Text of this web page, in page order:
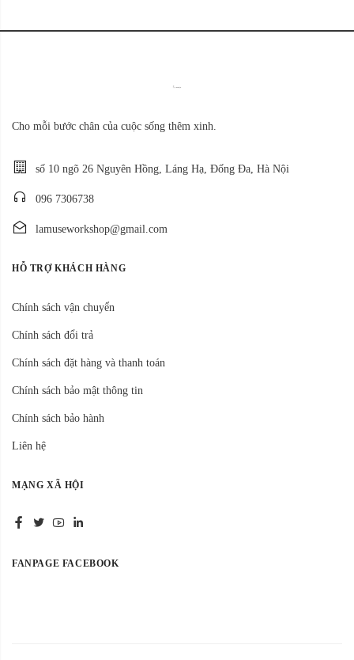
Cho mỗi bước chân của cuộc sống thêm xinh.
số 10 ngõ 26 Nguyên Hồng, Láng Hạ, Đống Đa, Hà Nội
096 7306738
lamuseworkshop@gmail.com
HỖ TRỢ KHÁCH HÀNG
Chính sách vận chuyển
Chính sách đổi trả
Chính sách đặt hàng và thanh toán
Chính sách bảo mật thông tin
Chính sách bảo hành
Liên hệ
MẠNG XÃ HỘI
FANPAGE FACEBOOK